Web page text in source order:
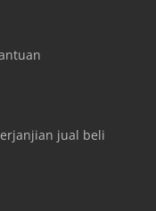
jual beli